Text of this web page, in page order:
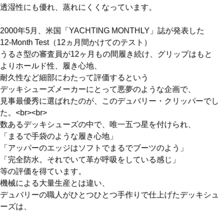
サイズ：UK5～13
↓詳細は、舵オンラインの記事をチェック↓
KAZIonline「快適性とオシャレを両立するデュバリーのデッ
キシューズ」
●お取り寄せ品になります。1週間以内に入荷できない場合
は、改めてご連絡させていただきます。
透湿性にも優れ、蒸れにくくなっています。
2000年5月、米国「YACHTING MONTHLY」誌が発表した
12-Month Test（12ヵ月間かけてのテスト）
うるさ型の審査員が12ヶ月もの間履き続け、グリップはもと
よりホールド性、履き心地、
耐久性など細部にわたって評価するという
デッキシューズメーカーにとって悪夢のような企画で、
見事最優秀に選ばれたのが、このデュバリー・クリッパーでし
た。<br><br>
数あるデッキシューズの中で、唯一五つ星を付けられ、
「まるで手袋のような履き心地」
「アッパーのエッジはソフトでまるでブーツのよう」
「完全防水。それでいて革が呼吸をしている感じ」
等の評価を得ています。
機械による大量生産とは違い、
デュバリーの職人がひとつひとつ手作りで仕上げたデッキシュ
ーズは、